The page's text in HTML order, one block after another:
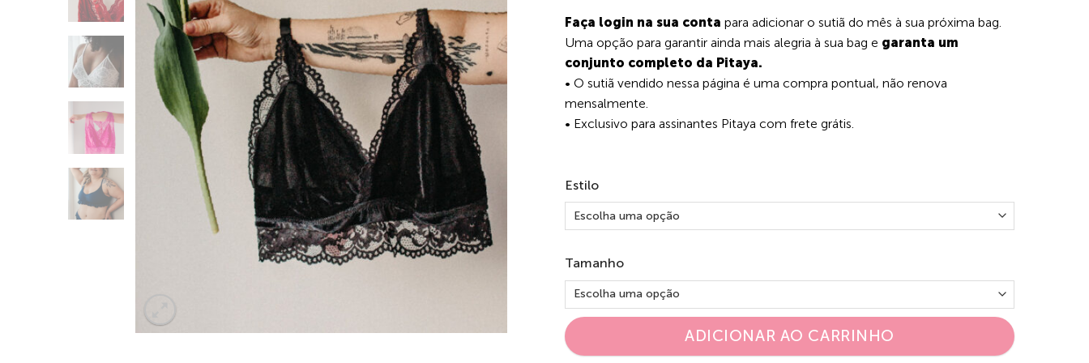
Faça login na sua conta para adicionar o sutiã do mês à sua próxima bag.
Uma opção para garantir ainda mais alegria à sua bag e garanta um
conjunto completo da Pitaya.
• O sutiã vendido nessa página é uma compra pontual, não renova
mensalmente.
• Exclusivo para assinantes Pitaya com frete grátis.
Estilo
Tamanho
ADICIONAR AO CARRINHO